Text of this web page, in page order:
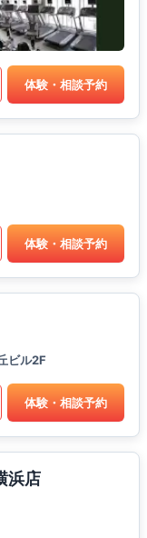
体験・相談予約
体験・相談予約
ビル2F
体験・相談予約
浜店